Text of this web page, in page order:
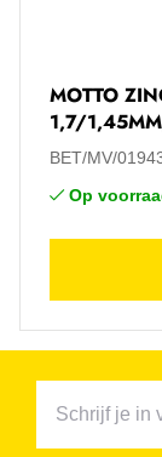
MOTTO
1,7/
BET/MV/
Op